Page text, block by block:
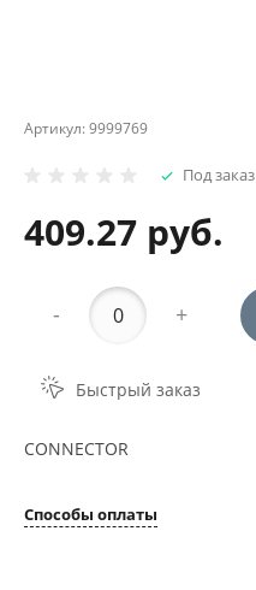
Артикул:9999769
Под заказ
409.27 руб.
- +
Быстрый заказ
CONNECTOR
Способы оплаты